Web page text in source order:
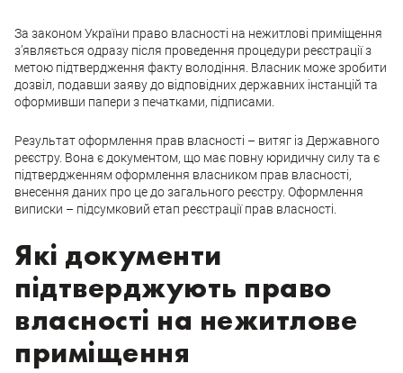
За законом України право власності на нежитлові приміщення
з’являється одразу після проведення процедури реєстрації з
метою підтвердження факту володіння. Власник може зробити
дозвіл, подавши заяву до відповідних державних інстанцій та
оформивши папери з печатками, підписами.
Результат оформлення прав власності – витяг із Державного
реєстру. Вона є документом, що має повну юридичну силу та є
підтвердженням оформлення власником прав власності,
внесення даних про це до загального реєстру. Оформлення
виписки – підсумковий етап реєстрації прав власності.
Які документи
підтверджують право
власності на нежитлове
приміщення